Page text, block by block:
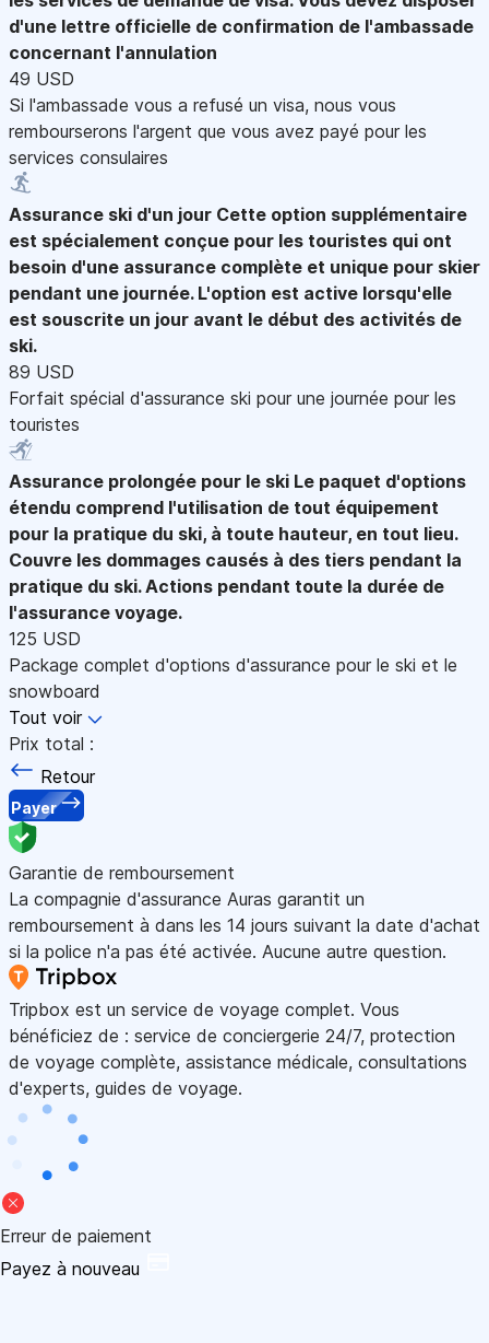
d'une lettre officielle de confirmation de l'ambassade
concernant l'annulation
49 USD
Si l'ambassade vous a refusé un visa, nous vous
rembourserons l'argent que vous avez payé pour les
services consulaires
Assurance ski d'un jour Cette option supplémentaire
est spécialement conçue pour les touristes qui ont
besoin d'une assurance complète et unique pour skier
pendant une journée. L'option est active lorsqu'elle
est souscrite un jour avant le début des activités de
ski.
89 USD
Forfait spécial d'assurance ski pour une journée pour les
touristes
Assurance prolongée pour le ski Le paquet d'options
étendu comprend l'utilisation de tout équipement
pour la pratique du ski, à toute hauteur, en tout lieu.
Couvre les dommages causés à des tiers pendant la
pratique du ski. Actions pendant toute la durée de
l'assurance voyage.
125 USD
Package complet d'options d'assurance pour le ski et le
snowboard
Tout voir
Prix total :
Retour
Payer
Garantie de remboursement
La compagnie d'assurance Auras garantit un
remboursement à dans les 14 jours suivant la date d'achat
si la police n'a pas été activée. Aucune autre question.
Tripbox est un service de voyage complet. Vous
bénéficiez de : service de conciergerie 24/7, protection
de voyage complète, assistance médicale, consultations
d'experts, guides de voyage.
Erreur de paiement
Payez à nouveau